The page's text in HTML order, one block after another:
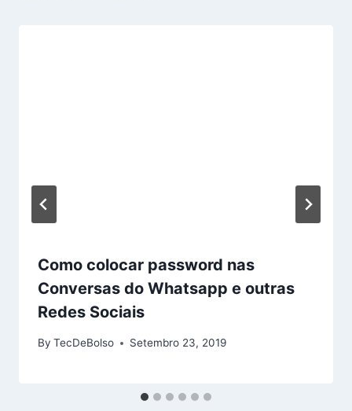
Como colocar password nas
Conversas do Whatsapp e outras
Redes Sociais
By TecDeBolso Setembro 23, 2019